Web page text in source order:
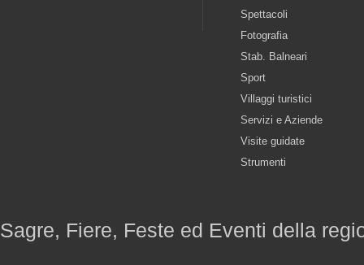
Spettacoli
Fotografia
Stab. Balneari
Sport
Villaggi turistici
Servizi e Aziende
Visite guidate
Strumenti
Sagre, Fiere, Feste ed Eventi della